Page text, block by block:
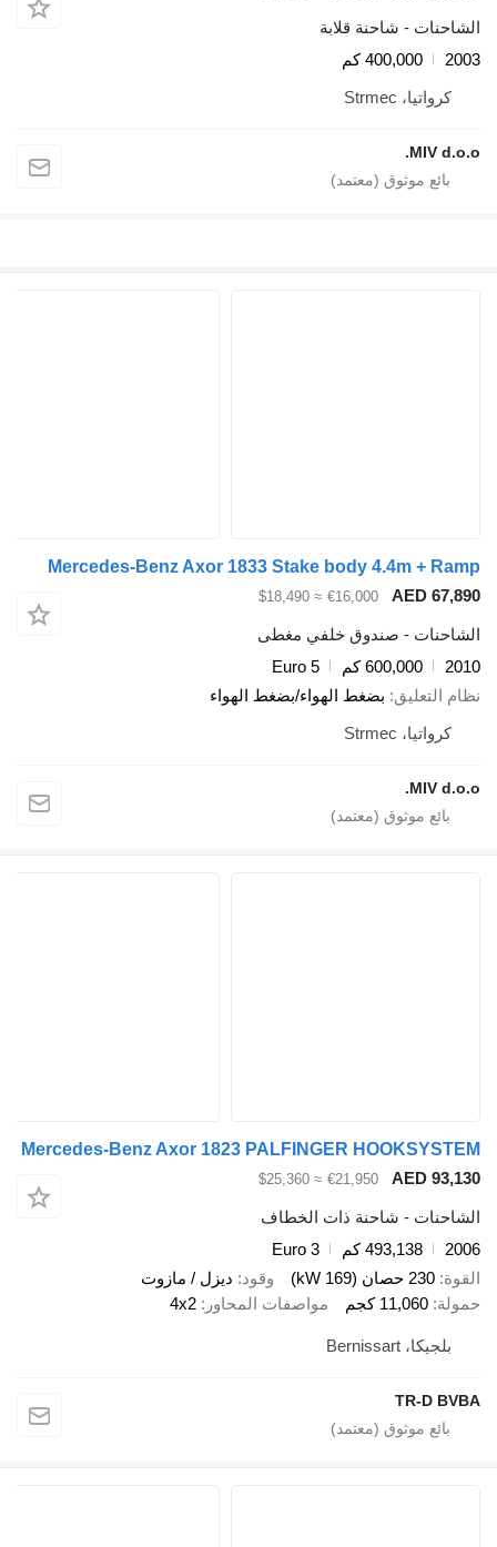
الشاحنات - شاحنة قلابة
2003
400,000 كم
كرواتيا، Strmec
MIV d.o.o.
Mercedes-Benz Axor 1833 Stake body 4.4m + Ramp
AED 67,890
€16,000
≈ $18,490
الشاحنات - صندوق خلفي مغطى
2010
600,000 كم
Euro 5
نظام التعليق بضغط الهواء/بضغط الهواء
كرواتيا، Strmec
MIV d.o.o.
Mercedes-Benz Axor 1823 PALFINGER HOOKSYSTEM
AED 93,130
€21,950
≈ $25,360
الشاحنات - شاحنة ذات الخطاف
2006
493,138 كم
Euro 3
القوة 230 حصان (169 kW) وقود ديزل / مازوت
حمولة 11,060 كجم مواصفات المحاور 4x2
بلجيكا، Bernissart
TR-D BVBA